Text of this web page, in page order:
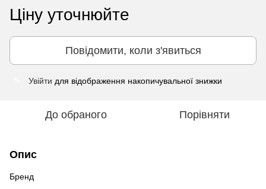
Ціну уточнюйте
Повідомити, коли з'явиться
Увійти для відображення накопичувальної знижки
До обраного Порівняти
Опис
Бренд